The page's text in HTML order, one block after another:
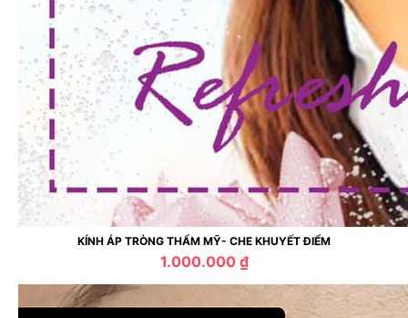
KÍNH ÁP TRÒNG THẨM MỸ- CHE KHUYẾT ĐIỂM
1.000.000 ₫